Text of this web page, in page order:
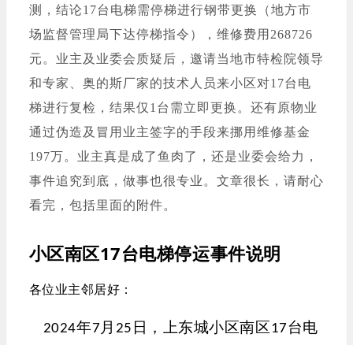
测，结论17台电梯需停梯进行钢带更换（地方市
场监督管理局下达停梯指令），维修费用268726
元。业主及业委会质疑后，邀请当地市特检院领导
和专家、奥的斯厂家的技术人员来小区对17台电
梯进行复检，结果仅1台需立即更换。还有原物业
通过伪造及冒用业主签字的手段来挪用维修基金
197万。业主真是成了鱼肉了，还是业委会给力，
事件追究到底，做事也很专业。文章很长，请耐心
看完，包括里面的附件。
小区南区17台电梯停运事件说明
各位业主邻居好：
2024年7 月 25 日，上东城小区南区17台电